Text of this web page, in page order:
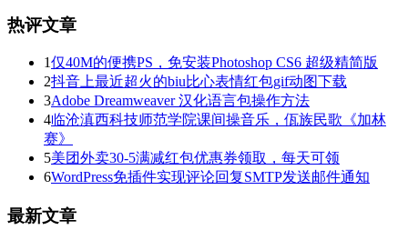
热评文章
1仅40M的便携PS，免安装Photoshop CS6 超级精简版
2抖音上最近超火的biu比心表情红包gif动图下载
3Adobe Dreamweaver 汉化语言包操作方法
4临沧滇西科技师范学院课间操音乐，佤族民歌《加林
赛》
5美团外卖30-5满减红包优惠券领取，每天可领
6WordPress免插件实现评论回复SMTP发送邮件通知
最新文章